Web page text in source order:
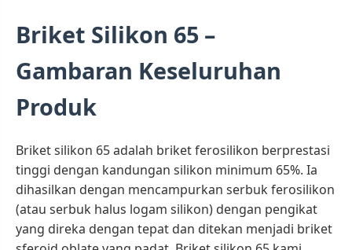
Briket Silikon 65 –
Gambaran Keseluruhan
Produk
Briket silikon 65 adalah briket ferosilikon berprestasi
tinggi dengan kandungan silikon minimum 65%. Ia
dihasilkan dengan mencampurkan serbuk ferosilikon
(atau serbuk halus logam silikon) dengan pengikat
yang direka dengan tepat dan ditekan menjadi briket